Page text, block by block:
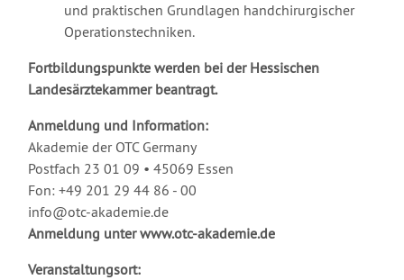
und praktischen Grundlagen handchirurgischer
Operationstechniken.
Fortbildungspunkte werden bei der Hessischen
Landesärztekammer beantragt.
Anmeldung und Information:
Akademie der OTC Germany
Postfach 23 01 09 • 45069 Essen
Fon: +49 201 29 44 86 - 00
info@otc-akademie.de
Anmeldung unter www.otc-akademie.de
Veranstaltungsort: